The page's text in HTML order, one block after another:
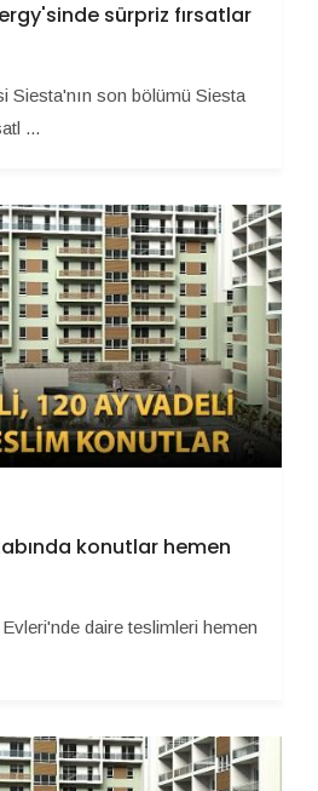
sürpriz fırsatlar
Siesta'nın son bölümü Siesta
...
konutlar hemen
daire teslimleri hemen